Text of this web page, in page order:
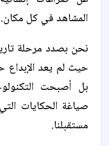
المشاهد في كل مكان.
نحن بصدد مرحلة
حيث لم يعد الإبداع
بل أصبحت
صياغة الحكايات
مستقبلنا.